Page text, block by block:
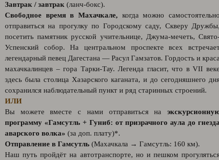
Завтрак / завтрак (ланч-бокс).
Свободное время в Махачкале, когда можно
отправиться на прогулку по Городскому саду, Скверу
посетить памятник русской учительнице, Джума-мечеть,
Успенский собор. На центральном проспекте всех
легендарный певец Дагестана — Расул Гамзатов. Гордость и
махачкалинцев – гора Тарки-Тау. Легенда гласит, что в VII
здесь была столица Хазарского каганата, и до сегодняшнего
сохранился наблюдательный пункт и ряд старинных строений.
ИЛИ
Вы можете вместе с нами отправиться на
программу «Гамсутль + Гуниб: от призрачного аула до
аварского волка» (за доп. плату)*.
Отправление в Гамсутль (Махачкала → Гамсутль: 160 км).
Наш путь пройдёт на автотранспорте, но и пешком